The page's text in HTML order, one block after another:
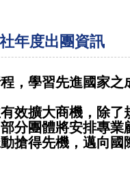
年度出團資訊
，學習先進國家之
效擴大商機，除了
分團體將安排專業
搶得先機，邁向國